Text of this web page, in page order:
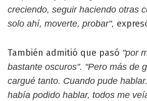
creciendo, seguir haciendo otras
solo ahí, moverte, probar",
También admitió que pasó "por
bastante oscuros". "Pero más de
cargué tanto. Cuando pude
había podido hablar, todos me